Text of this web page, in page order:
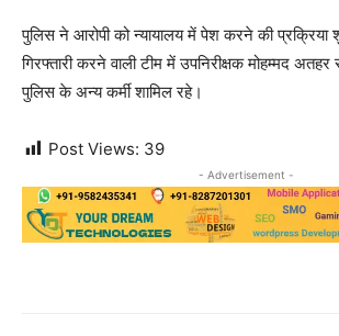
पुलिस ने आरोपी को न्यायालय में पेश करने की
गिरफ्तारी करने वाली टीम में उपनिरीक्षक मोहम्मद अतहर
पुलिस के अन्य कर्मी शामिल रहे।
Post Views: 39
- Advertisement -